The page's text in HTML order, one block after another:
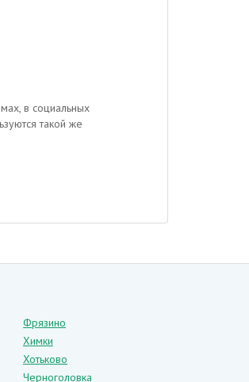
в социальных
такой же
покрытием служат МДФ плиты,
Фрязино
Химки
Хотьково
Черноголовка